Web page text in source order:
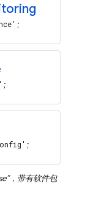
”，带有软件包